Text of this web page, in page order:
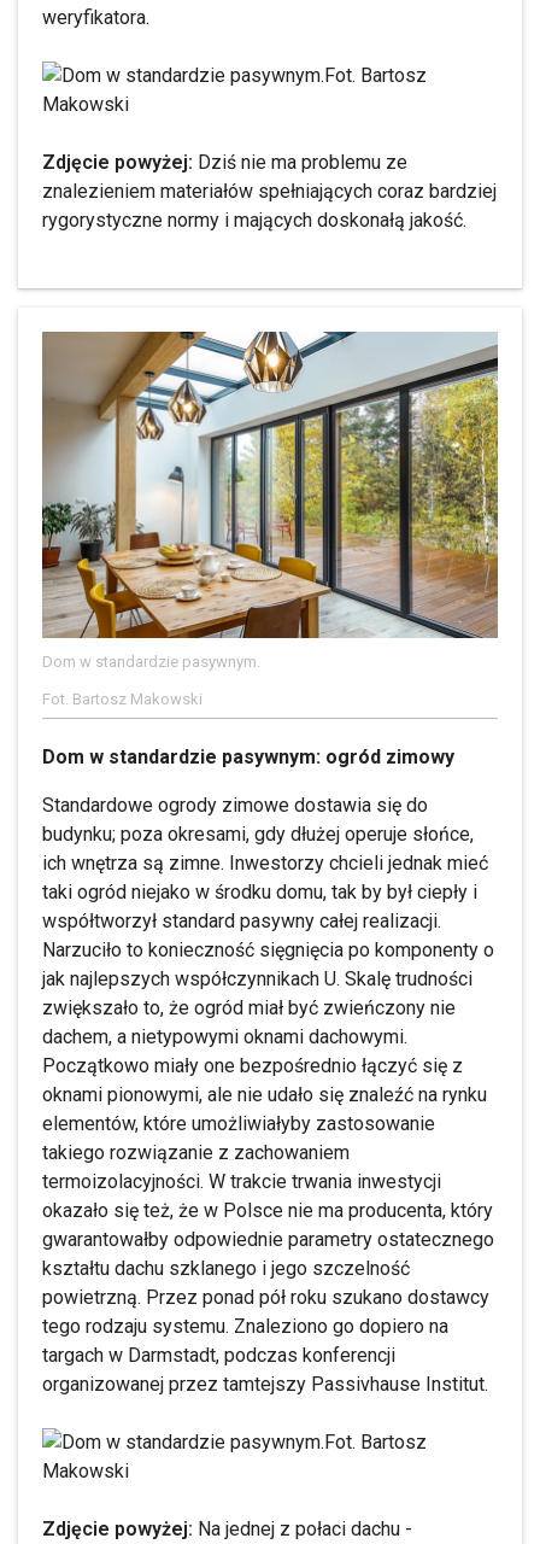
weryfikatora.
Fot. Bartosz
Makowski
Zdjęcie powyżej: Dziś nie ma problemu ze
znalezieniem materiałów spełniających coraz bardziej
rygorystyczne normy i mających doskonałą jakość.
Dom w standardzie pasywnym.
Fot. Bartosz Makowski
Dom w standardzie pasywnym: ogród zimowy
Standardowe ogrody zimowe dostawia się do
budynku; poza okresami, gdy dłużej operuje słońce,
ich wnętrza są zimne. Inwestorzy chcieli jednak mieć
taki ogród niejako w środku domu, tak by był ciepły i
współtworzył standard pasywny całej realizacji.
Narzuciło to konieczność sięgnięcia po komponenty o
jak najlepszych współczynnikach U. Skalę trudności
zwiększało to, że ogród miał być zwieńczony nie
dachem, a nietypowymi oknami dachowymi.
Początkowo miały one bezpośrednio łączyć się z
oknami pionowymi, ale nie udało się znaleźć na rynku
elementów, które umożliwiałyby zastosowanie
takiego rozwiązanie z zachowaniem
termoizolacyjności. W trakcie trwania inwestycji
okazało się też, że w Polsce nie ma producenta, który
gwarantowałby odpowiednie parametry ostatecznego
kształtu dachu szklanego i jego szczelność
powietrzną. Przez ponad pół roku szukano dostawcy
tego rodzaju systemu. Znaleziono go dopiero na
targach w Darmstadt, podczas konferencji
organizowanej przez tamtejszy Passivhause Institut.
Fot. Bartosz
Makowski
Zdjęcie powyżej: Na jednej z połaci dachu -